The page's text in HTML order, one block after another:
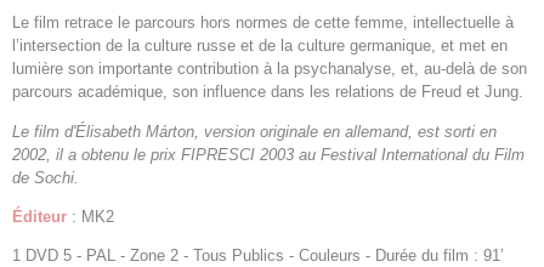
Le film retrace le parcours hors normes de cette femme, intellectuelle à
l’intersection de la culture russe et de la culture germanique, et met en
lumière son importante contribution à la psychanalyse, et, au-delà de son
parcours académique, son influence dans les relations de Freud et Jung.
Le film d'Élisabeth Márton, version originale en allemand, est sorti en
2002, il a obtenu le prix FIPRESCI 2003 au Festival International du Film
de Sochi.
Éditeur : MK2
1 DVD 5 - PAL - Zone 2 - Tous Publics - Couleurs - Durée du film : 91’